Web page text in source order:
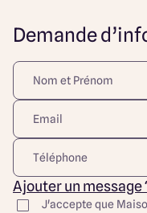
Grande pièce de vie
Bureau, parfait pour
WC indépendant
Accès direct au jardin
Étage :
4 chambres dont
Salle de bain familiale
Espace de circulation
Demande
Ajouter un message
J'accepte que